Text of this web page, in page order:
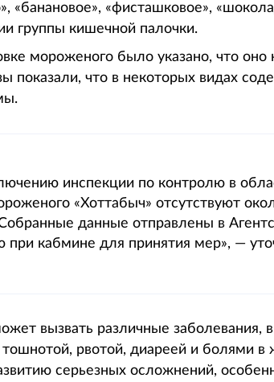
«банановое», «фисташковое»,
группы кишечной палочки.
мороженого было указано, что оно
показали, что в некоторых видах
инспекции по контролю в
«Хоттабыч» отсутствуют
данные отправлены в
при кабмине для принятия мер», —
вызвать различные заболевания,
рвотой, диареей и болями в
серьезных осложнений,